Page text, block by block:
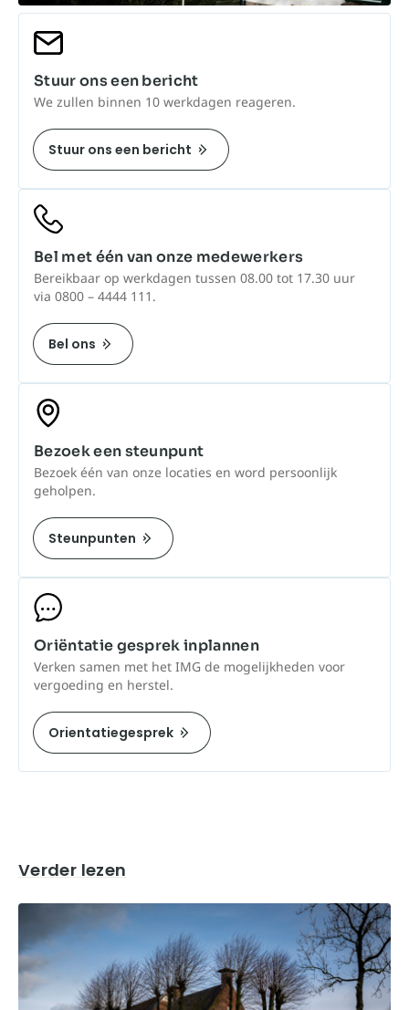
Stuur ons een bericht
We zullen binnen 10 werkdagen reageren.
Stuur ons een bericht
Bel met één van onze medewerkers
Bereikbaar op werkdagen tussen 08.00 tot 17.30 uur
via 0800 – 4444 111.
Bel ons
Bezoek een steunpunt
Bezoek één van onze locaties en word persoonlijk
geholpen.
Steunpunten
Oriëntatie gesprek inplannen
Verken samen met het IMG de mogelijkheden voor
vergoeding en herstel.
Orientatiegesprek
Verder lezen